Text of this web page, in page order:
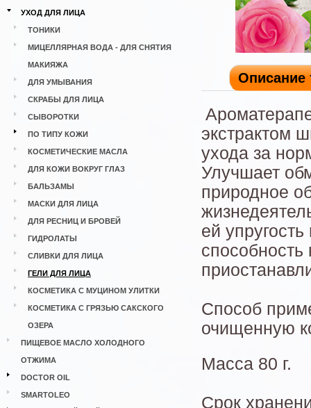
УХОД ДЛЯ ЛИЦА
ТОНИКИ
МИЦЕЛЛЯРНАЯ ВОДА - ДЛЯ СНЯТИЯ
МАКИЯЖА
ДЛЯ УМЫВАНИЯ
СКРАБЫ ДЛЯ ЛИЦА
СЫВОРОТКИ
ПО ТИПУ КОЖИ
КОСМЕТИЧЕСКИЕ МАСЛА
ДЛЯ КОЖИ ВОКРУГ ГЛАЗ
БАЛЬЗАМЫ
МАСКИ ДЛЯ ЛИЦА
ДЛЯ РЕСНИЦ И БРОВЕЙ
ГИДРОЛАТЫ
СЛИВКИ ДЛЯ ЛИЦА
ГЕЛИ ДЛЯ ЛИЦА
КОСМЕТИКА С МУЦИНОМ УЛИТКИ
КОСМЕТИКА С ГРЯЗЬЮ САКСКОГО
ОЗЕРА
ПИЩЕВОЕ МАСЛО ХОЛОДНОГО
ОТЖИМА
DOCTOR OIL
SMARTOLEO
Описание
экстрактом
ухода за
Улучшает
природное
ей
способность
Способ
очищенную
Масса 80 г.
Срок